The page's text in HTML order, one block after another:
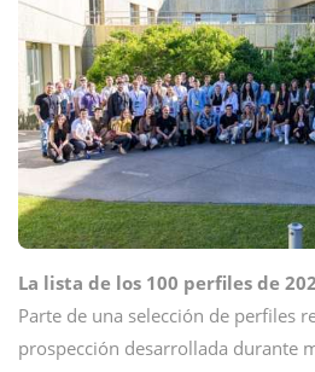
La lista de los 100 perfiles de
Parte de una selección de perfiles
prospección desarrollada durante